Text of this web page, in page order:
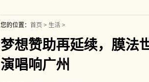
您的位置： 首页 > 生活 >
梦想赞助再延续，膜法
演唱响广州